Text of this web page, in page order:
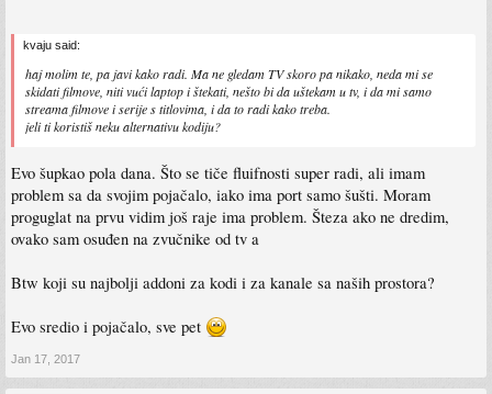
kvaju said:
haj molim te, pa javi kako radi. Ma ne gledam TV skoro pa nikako, neda mi se
skidati filmove, niti vući laptop i štekati, nešto bi da uštekam u tv, i da mi samo
streama filmove i serije s titlovima, i da to radi kako treba.
jeli ti koristiš neku alternativu kodiju?
Evo šupkao pola dana. Što se tiče fluifnosti super radi, ali imam
problem sa da svojim pojačalo, iako ima port samo šušti. Moram
proguglat na prvu vidim još raje ima problem. Šteza ako ne dredim,
ovako sam osuđen na zvučnike od tv a
Btw koji su najbolji addoni za kodi i za kanale sa naših prostora?
Evo sredio i pojačalo, sve pet
Jan 17, 2017